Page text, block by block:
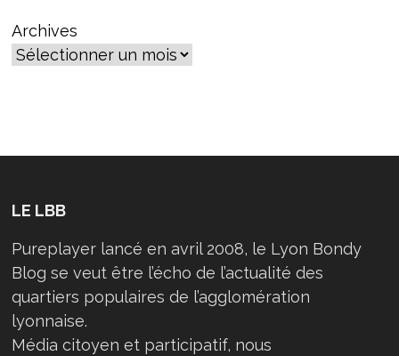
Archives
LE LBB
Pureplayer lancé en avril 2008, le Lyon Bondy
Blog se veut être l’écho de l’actualité des
quartiers populaires de l’agglomération
lyonnaise.
Média citoyen et participatif, nous